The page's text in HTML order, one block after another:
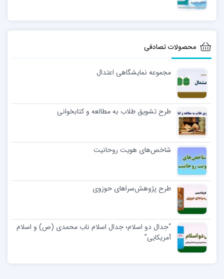
محصولات تصادفی
مجموعه نمایشگاهی اعتدال
طرح تشویق طلاب به مطالعه و کتابخوانی
شاخص‌های هویت روحانیت
طرح پژوهش‌سراهای حوزوی
“جدال دو اسلام؛ جدال اسلام ناب محمدی (ص) و اسلام
آمریکایی”